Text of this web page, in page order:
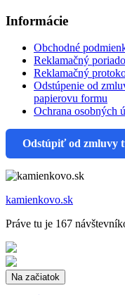
Informácie
Obchodné
Reklamačný
Reklamačný
Odstúpenie od
papierovu formu
Ochrana osobných
Odstúpiť od zmluvy
kamienkovo.sk
Práve tu je 167
Na začiatok